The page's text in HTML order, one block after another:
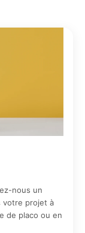
nous un
votre projet à
de placo ou en